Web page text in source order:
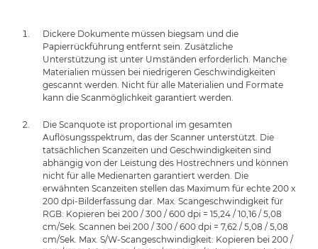
Dickere Dokumente müssen biegsam und die
Papierrückführung entfernt sein. Zusätzliche
Unterstützung ist unter Umständen erforderlich. Manche
Materialien müssen bei niedrigeren Geschwindigkeiten
gescannt werden. Nicht für alle Materialien und Formate
kann die Scanmöglichkeit garantiert werden.
Die Scanquote ist proportional im gesamten
Auflösungsspektrum, das der Scanner unterstützt. Die
tatsächlichen Scanzeiten und Geschwindigkeiten sind
abhängig von der Leistung des Hostrechners und können
nicht für alle Medienarten garantiert werden. Die
erwähnten Scanzeiten stellen das Maximum für echte 200 x
200 dpi-Bilderfassung dar. Max. Scangeschwindigkeit für
RGB: Kopieren bei 200 / 300 / 600 dpi = 15,24 / 10,16 / 5,08
cm/Sek. Scannen bei 200 / 300 / 600 dpi = 7,62 / 5,08 / 5,08
cm/Sek. Max. S/W-Scangeschwindigkeit: Kopieren bei 200 /